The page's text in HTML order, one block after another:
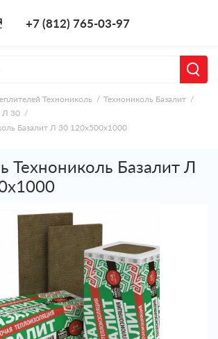
+7 (812) 765-03-97
Технониколь
Технониколь Базалит
Л 30
Базалит Л 30 120х500х1000
Технониколь Базалит Л